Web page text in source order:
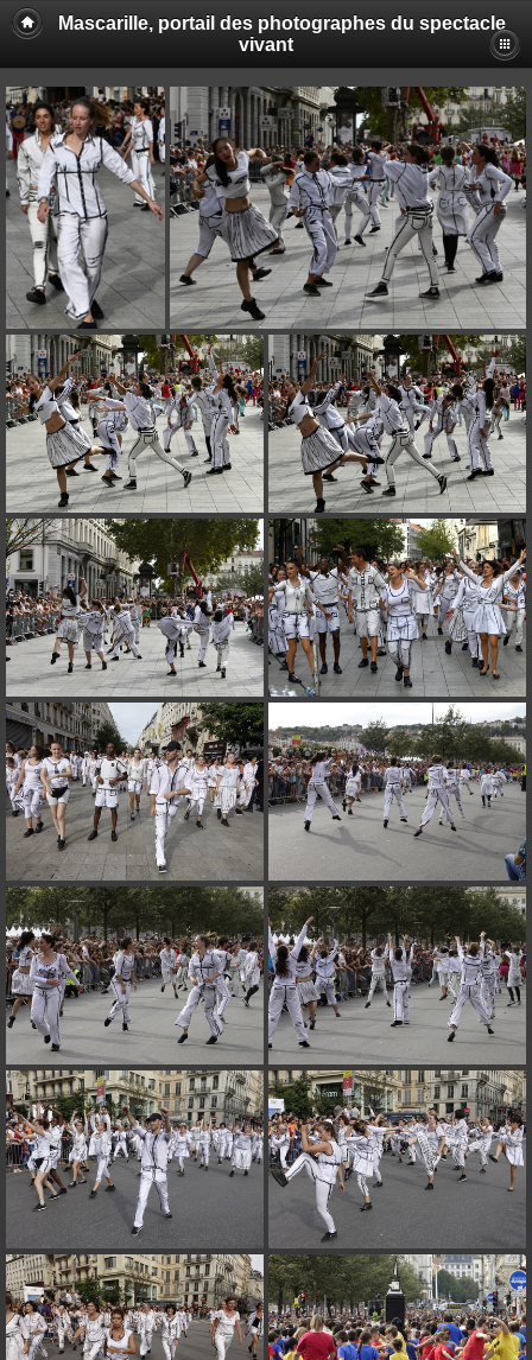
Mascarille, portail des photographes du spectacle
vivant